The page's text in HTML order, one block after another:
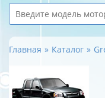
Главная Каталог